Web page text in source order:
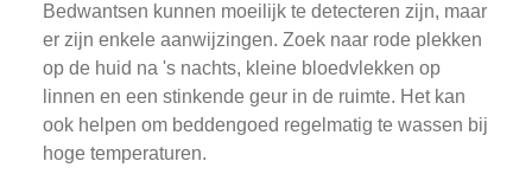
Bedwantsen kunnen moeilijk te detecteren zijn, maar
er zijn enkele aanwijzingen. Zoek naar rode plekken
op de huid na 's nachts, kleine bloedvlekken op
linnen en een stinkende geur in de ruimte. Het kan
ook helpen om beddengoed regelmatig te wassen bij
hoge temperaturen.